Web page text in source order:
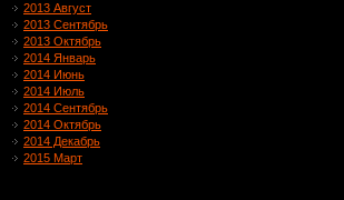
2013 Август
2013 Сентябрь
2013 Октябрь
2014 Январь
2014 Июнь
2014 Июль
2014 Сентябрь
2014 Октябрь
2014 Декабрь
2015 Март